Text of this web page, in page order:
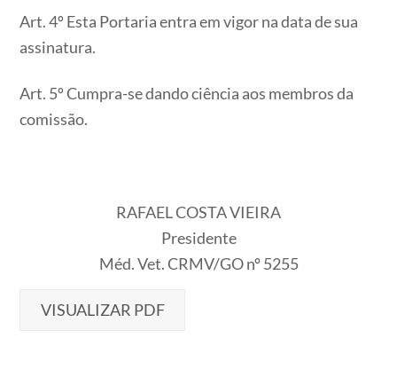
Art. 4º Esta Portaria entra em vigor na data de sua
assinatura.
Art. 5º Cumpra-se dando ciência aos membros da
comissão.
RAFAEL COSTA VIEIRA
Presidente
Méd. Vet. CRMV/GO nº 5255
VISUALIZAR PDF